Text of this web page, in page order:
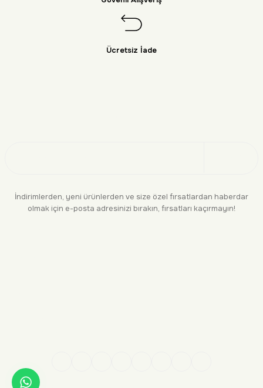
Ücretsiz İade
İndirimlerden, yeni ürünlerden ve size özel fırsatlardan haberdar
olmak için e-posta adresinizi bırakın, fırsatları kaçırmayın!
Kredi kartı bilgileriniz 256 bit SSL sertifikası ile %100 güvende!